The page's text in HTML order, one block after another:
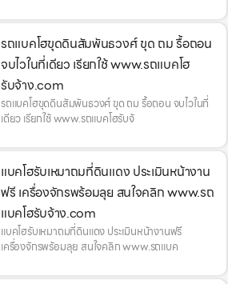
รถแบคโฮขุดดินสัมพันธวงศ์ ขุด ถม รื้อถอน
จบไวในที่เดียว เรียกใช้ www.รถแบคโฮ
รับจ้าง.com
รถแบคโฮขุดดินสัมพันธวงศ์ ขุด ถม รื้อถอน จบไวในที่
เดียว เรียกใช้ www.รถแบคโฮรับจ้
แบคโฮรับเหมาถมที่ดินแดง ประเมินหน้างาน
ฟรี เครื่องจักรพร้อมลุย สนใจคลิก www.รถ
แบคโฮรับจ้าง.com
แบคโฮรับเหมาถมที่ดินแดง ประเมินหน้างานฟรี
เครื่องจักรพร้อมลุย สนใจคลิก www.รถแบค